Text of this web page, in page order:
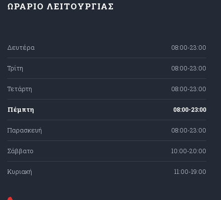
ΩΡΑΡΙΟ ΛΕΙΤΟΥΡΓΙΑΣ
Δευτέρα 08:00-23:00
Τρίτη 08:00-23:00
Τετάρτη 08:00-23:00
Πέμπτη 08:00-23:00
Παρασκευή 08:00-23:00
Σάββατο 10:00-20:00
Κυριακή 11:00-19:00